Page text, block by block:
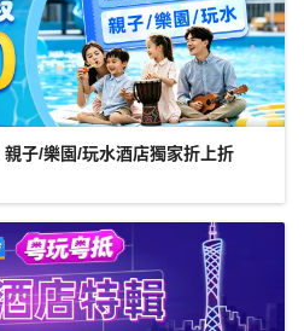
全球避暑度假激減 HK$200 親子/樂園/玩水酒店獨家折上折